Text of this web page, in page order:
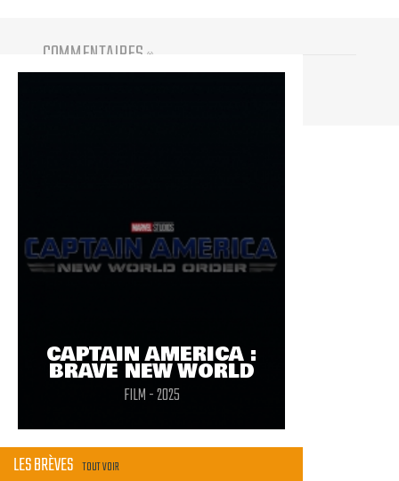
COMMENTAIRES (0)
CAPTAIN AMERICA :
BRAVE NEW WORLD
FILM - 2025
LES BRÈVES TOUT VOIR